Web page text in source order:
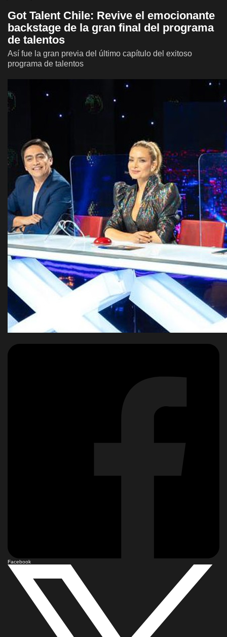
Got Talent Chile: Revive el emocionante
backstage de la gran final del programa
de talentos
Así fue la gran previa del último capítulo del exitoso
programa de talentos
Facebook